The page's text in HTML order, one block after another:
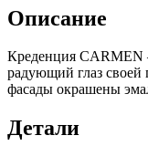
Описание
Креденция CARMEN
радующий глаз своей
фасады окрашены
Детали